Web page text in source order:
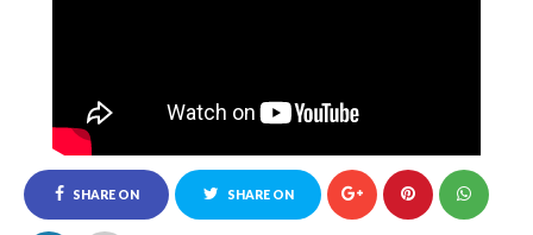
SHARE ON SHARE ON